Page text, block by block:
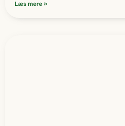
Læs mere »